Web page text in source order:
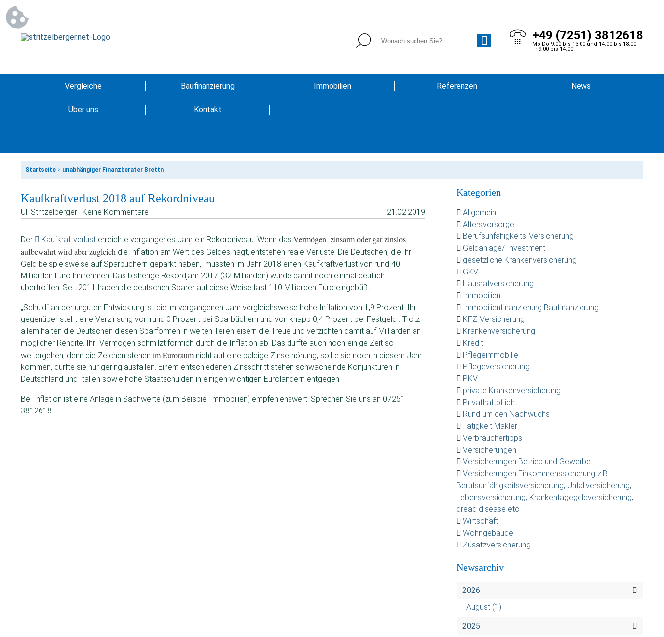
+49 (7251) 3812618
Mo-Do 9:00 bis 13:00 und 14:00 bis 18:00
Fr 9:00 bis 14:00
Vergleiche Baufinanzierung Immobilien Referenzen News
Über uns Kontakt
Startseite > unabhängiger Finanzberater Brettn
Kaufkraftverlust 2018 auf Rekordniveau
Uli Stritzelberger | Keine Kommentare 21.02.2019
Der Kaufkraftverlust erreichte vergangenes Jahr ein Rekordniveau. Wenn das Vermögen zinsarm oder gar zinslos
aufbewahrt wird aber zugleich die Inflation am Wert des Geldes nagt, entstehen reale Verluste. Die Deutschen, die ihr
Geld beispielsweise auf Sparbüchern geparkt haben, mussten im Jahr 2018 einen Kaufkraftverlust von rund 40
Milliarden Euro hinnehmen. Das bisherige Rekordjahr 2017 (32 Milliarden) wurde damit noch einmal deutlich
übertroffen. Seit 2011 haben die deutschen Sparer auf diese Weise fast 110 Milliarden Euro eingebüßt.
„Schuld“ an der unguten Entwicklung ist die im vergangenen Jahr vergleichsweise hohe Inflation von 1,9 Prozent. Ihr
gegenüber steht eine Verzinsung von rund 0 Prozent bei Sparbüchern und von knapp 0,4 Prozent bei Festgeld . Trotz
allem halten die Deutschen diesen Sparformen in weiten Teilen eisern die Treue und verzichten damit auf Milliarden an
möglicher Rendite. Ihr Vermögen schmilzt förmich durch die Inflation ab. Das dürfte auch noch einige Zeit so
weitergehen, denn die Zeichen stehen im Euroraum nicht auf eine baldige Zinserhöhung; sollte sie noch in diesem Jahr
kommen, dürfte sie nur gering ausfallen. Einem entschiedenen Zinsschritt stehen schwächelnde Konjunkturen in
Deutschland und Italien sowie hohe Staatschulden in einigen wichtigen Euroländern entgegen.
Bei Inflation ist eine Anlage in Sachwerte (zum Beispiel Immobilien) empfehlenswert. Sprechen Sie uns an 07251-
3812618
Kategorien
Allgemein
Altersvorsorge
Berufsunfähigkeits-Versicherung
Geldanlage/ Investment
gesetzliche Krankenversicherung
GKV
Hausratversicherung
Immobilien
Immobilienfinanzierung Baufinanzierung
KFZ-Versicherung
Krankenversicherung
Kredit
Pflegeimmobilie
Pflegeversicherung
PKV
private Krankenversicherung
Privathaftpflicht
Rund um den Nachwuchs
Tätigkeit Makler
Verbrauchertipps
Versicherungen
Versicherungen Betrieb und Gewerbe
Versicherungen Einkommenssicherung z.B.
Berufsunfähigkeitsversicherung, Unfallversicherung,
Lebensversicherung, Krankentagegeldversicherung,
dread disease etc.
Wirtschaft
Wohngebäude
Zusatzversicherung
Newsarchiv
2026
August (1)
2025